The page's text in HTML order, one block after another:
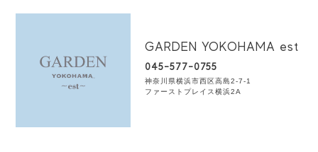
GARDEN YOKOHAMA est
045-577-0755
神奈川県横浜市西区高島2-7-1
ファーストプレイス横浜2A